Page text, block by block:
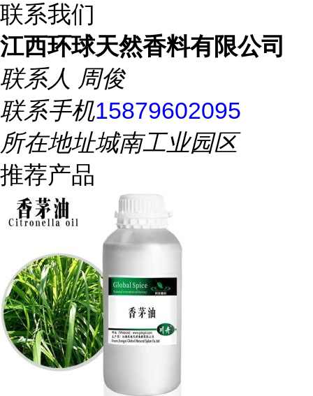
联系我们
江西环球天然香料有限公司
联系人 周俊
联系手机15879602095
所在地址城南工业园区
推荐产品